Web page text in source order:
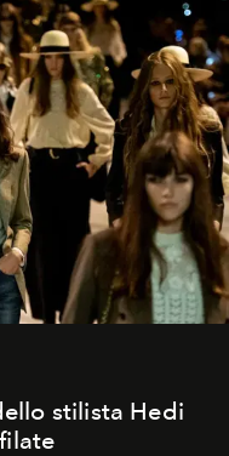
stilista Hedi